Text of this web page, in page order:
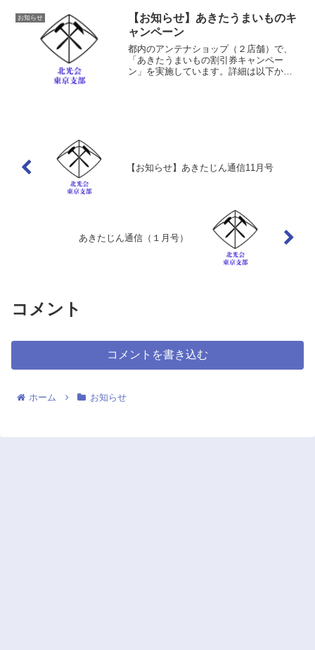
お知らせ
【お知らせ】あきたうまいものキ
ャンペーン
都内のアンテナショップ（２店舗）で、
「あきたうまいもの割引券キャンペー
ン」を実施しています。詳細は以下から
【お知らせ】あきたじん通信11月号
あきたじん通信（１月号）
コメント
コメントを書き込む
ホーム お知らせ